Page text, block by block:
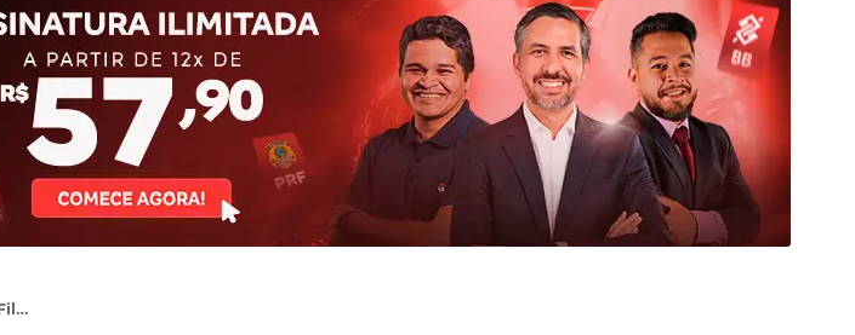
Momento Filosofia OAB: Solução de conflitos entre normas jurídicas na perspectiva Kelseniana